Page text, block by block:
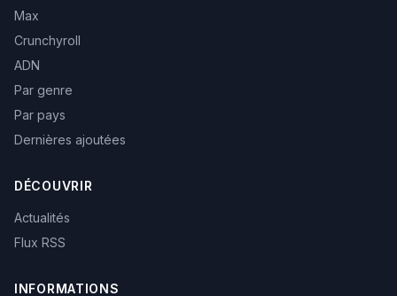
Max
Crunchyroll
ADN
Par genre
Par pays
Dernières ajoutées
DÉCOUVRIR
Actualités
Flux RSS
INFORMATIONS